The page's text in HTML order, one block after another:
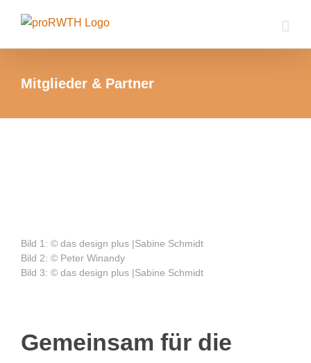
Inhalt
Mitglieder & Partner
Bild 1: © das design plus |Sabine Schmidt
Bild 2: © Peter Winandy
Bild 3: © das design plus |Sabine Schmidt
Gemeinsam für die